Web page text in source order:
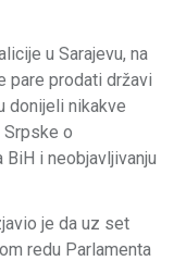
u Sarajevu, na
pare prodati državi
donijeli nikakve
o
i neobjavljivanju
je da uz set
redu Parlamenta